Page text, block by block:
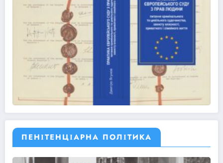
ПЕНІТЕНЦІАРНА ПОЛІТИКА